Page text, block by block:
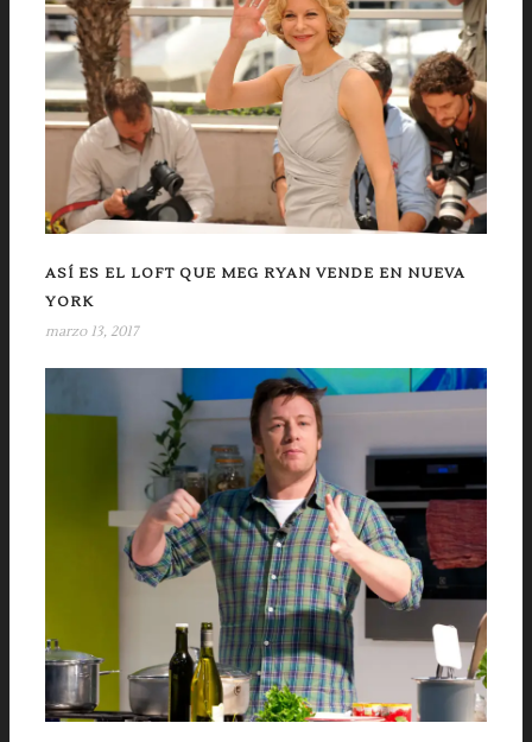
ASÍ ES EL LOFT QUE MEG RYAN VENDE EN NUEVA
YORK
marzo 13, 2017